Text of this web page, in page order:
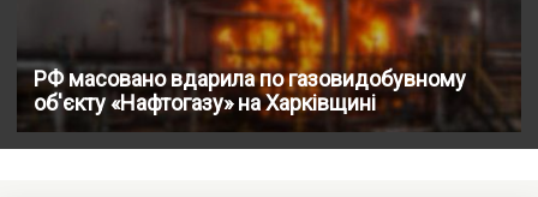
РФ масовано вдарила по газовидобувному
об'єкту «Нафтогазу» на Харківщині